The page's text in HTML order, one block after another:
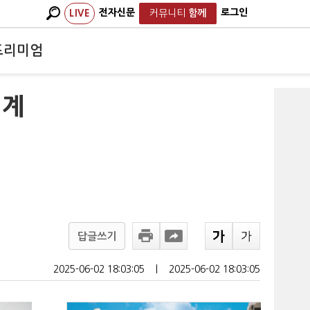
LIVE 전자신문 커뮤니티 함께 로그인
리미엄
답글쓰기
2025-06-02 18:03:05 2025-06-02 18:03:05